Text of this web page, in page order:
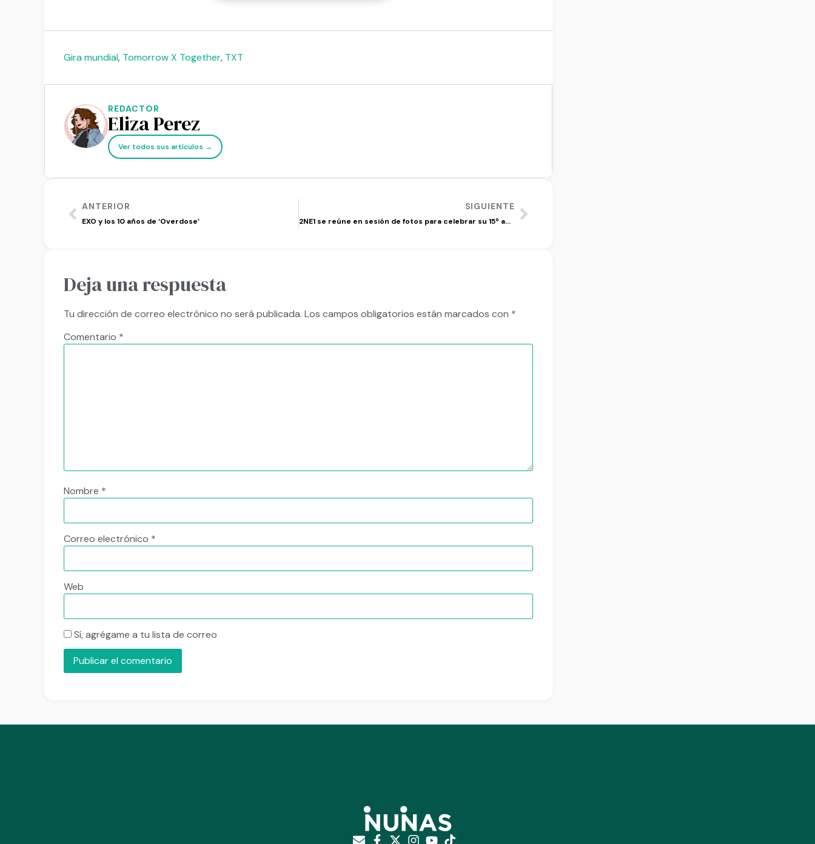
Gira mundial, Tomorrow X Together, TXT
REDACTOR
Eliza Perez
Ver todos sus artículos →
ANTERIOR
EXO y los 10 años de ‘Overdose’
SIGUIENTE
2NE1 se reúne en sesión de fotos para celebrar su 15º aniversario
Deja una respuesta
Tu dirección de correo electrónico no será publicada. Los campos obligatorios están marcados con *
Comentario *
Nombre *
Correo electrónico *
Web
Sí, agrégame a tu lista de correo